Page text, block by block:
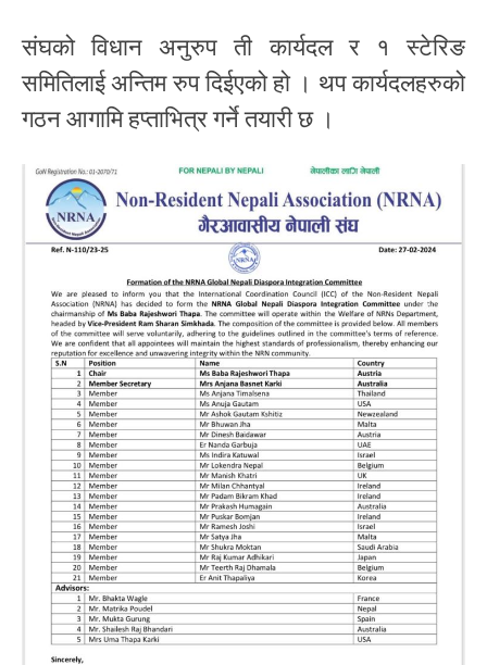
संघको विधान अनुरुप ती कार्यदल र १ स्टेरिङ
समितिलाई अन्तिम रुप दिईएको हो । थप कार्यदलहरुको
गठन आगामि हप्ताभित्र गर्ने तयारी छ ।